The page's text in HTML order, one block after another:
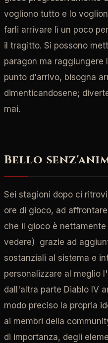
vogliono tutto e lo
farli arrivare lì un poco
il tragitto. Si possono
paragon ma raggiungere
punto d'arrivo, bisogna
dimenticandosene;
mai.
Bello
Sei stagioni dopo ci
ore di gioco, ad
che il gioco è
vedere) grazie ad
sostanziali al sistema e
personalizzare al meglio
dall'altra parte Diablo IV
modo preciso la propria
ai membri della
di importanza, degli